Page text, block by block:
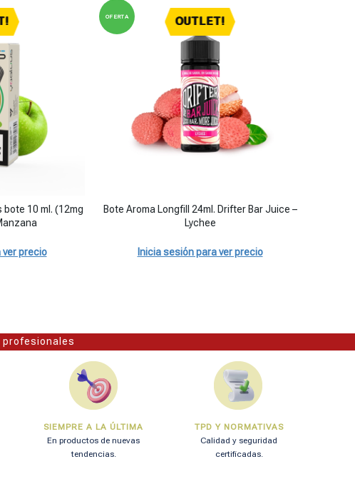
10 ml. (12mg
ver precio
OUTLET!
OFERTA
Bote Aroma Longfill 24ml. Drifter Bar Juice - Lychee
Bote Aroma Longfill 24ml. Drifter Bar Juice –
Lychee
Inicia sesión para ver precio
profesionales
SIEMPRE A LA ÚLTIMA
En productos de nuevas
tendencias.
TPD Y NORMATIVAS
Calidad y seguridad
certificadas.